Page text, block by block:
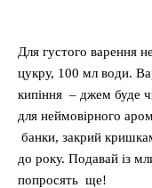
Для густого варення
цукру, 100 мл води.
кипіння – джем буде
для неймовірного
банки, закрий
до року. Подавай із
попросять ще!